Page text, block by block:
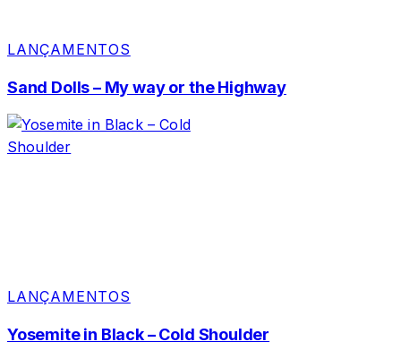
LANÇAMENTOS
Sand Dolls – My way or the Highway
LANÇAMENTOS
Yosemite in Black – Cold Shoulder